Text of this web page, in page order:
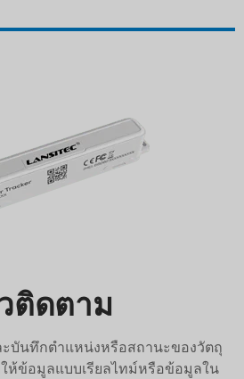
ติดตาม
บันทึกตำแหน่งหรือสถานะของวัตถุ
ห้ข้อมูลแบบเรียลไทม์หรือข้อมูลใน